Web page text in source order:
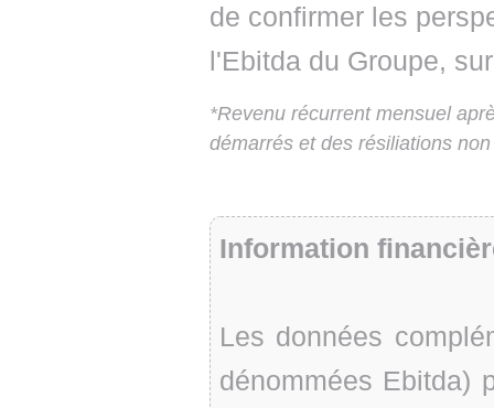
de confirmer les
l'Ebitda du Groupe,
*Revenu récurrent mensuel
démarrés et des résiliations
Information
Les données
dénommées Ebitda)